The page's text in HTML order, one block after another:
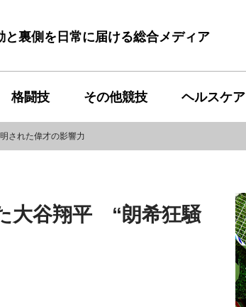
裏側を日常に届ける総合メディア
格闘技 その他競技 ヘルスケア
された偉才の影響力
大谷翔平 “朗希狂騒